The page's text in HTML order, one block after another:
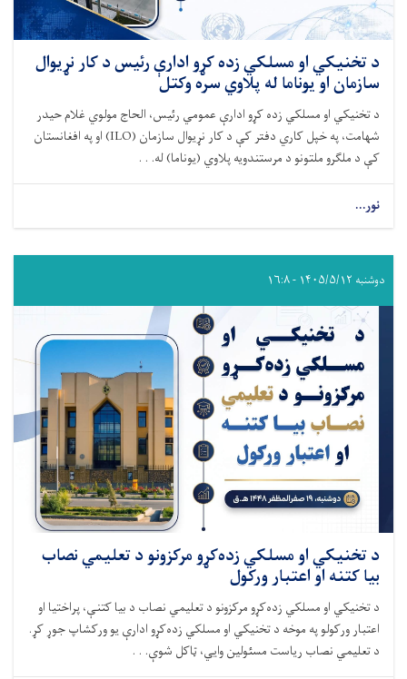
د تخنیکي او مسلکي زده کړو ادارې رئیس د کار نړیوال
سازمان او یوناما له پلاوي سره وکتل
د تخنیکي او مسلکي زده کړو ادارې عمومي رئیس، الحاج مولوي غلام حیدر
شهامت، په خپل کاري دفتر کې د کار نړیوال سازمان (ILO) او په افغانستان
کې د ملګرو ملتونو د مرستندویه پلاوي (یوناما) له. . .
نور...
دوشنبه ۱۴۰۵/۵/۱۲ - ۱۶:۸
د تخنیکي او مسلکي زده‌کړو مرکزونو د تعلیمي نصاب
بیا کتنه او اعتبار ورکول
د تخنیکي او مسلکي زده‌کړو مرکزونو د تعلیمي نصاب د بیا کتنې، پراختیا او
اعتبار ورکولو په موخه د تخنیکي او مسلکي زده‌کړو ادارې یو ورکشاپ جوړ کړ.
د تعلیمي نصاب ریاست مسئولین وایي، ټاکل شوې. . .